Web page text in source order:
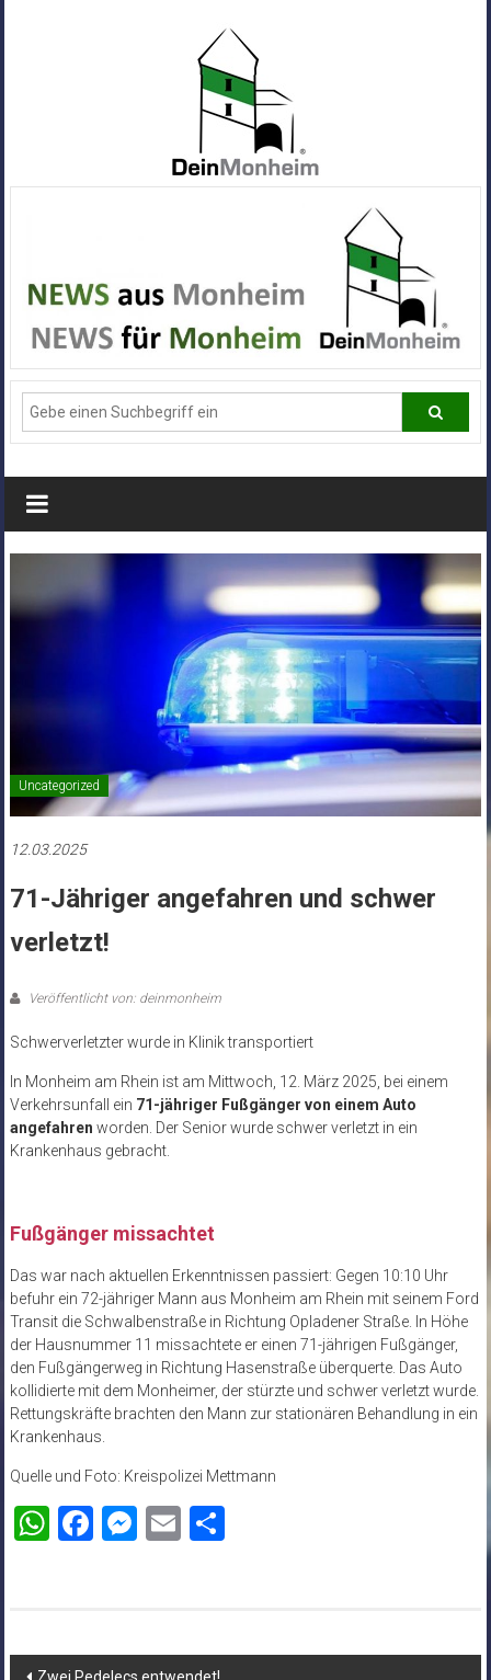
Alle
News
aus
Deiner
Stadt
Monheim
Uncategorized
12.03.2025
71-Jähriger angefahren und schwer
verletzt!
Veröffentlicht von: deinmonheim
Schwerverletzter wurde in Klinik transportiert
In Monheim am Rhein ist am Mittwoch, 12. März 2025, bei einem
Verkehrsunfall ein 71-jähriger Fußgänger von einem Auto
angefahren worden. Der Senior wurde schwer verletzt in ein
Krankenhaus gebracht.
Fußgänger missachtet
Das war nach aktuellen Erkenntnissen passiert: Gegen 10:10 Uhr
befuhr ein 72-jähriger Mann aus Monheim am Rhein mit seinem Ford
Transit die Schwalbenstraße in Richtung Opladener Straße. In Höhe
der Hausnummer 11 missachtete er einen 71-jährigen Fußgänger,
den Fußgängerweg in Richtung Hasenstraße überquerte. Das Auto
kollidierte mit dem Monheimer, der stürzte und schwer verletzt wurde.
Rettungskräfte brachten den Mann zur stationären Behandlung in ein
Krankenhaus.
Quelle und Foto: Kreispolizei Mettmann
WhatsApp
Facebook
Messenger
EmailTeilen